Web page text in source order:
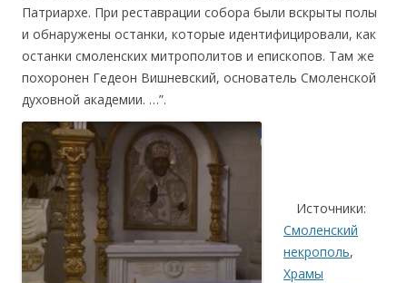
Патриархе. При реставрации собора были вскрыты полы
и обнаружены останки, которые идентифицировали, как
останки смоленских митрополитов и епископов. Там же
похоронен Гедеон Вишневский, основатель Смоленской
духовной академии. …”.
Источники:
Смоленский
некрополь,
Храмы